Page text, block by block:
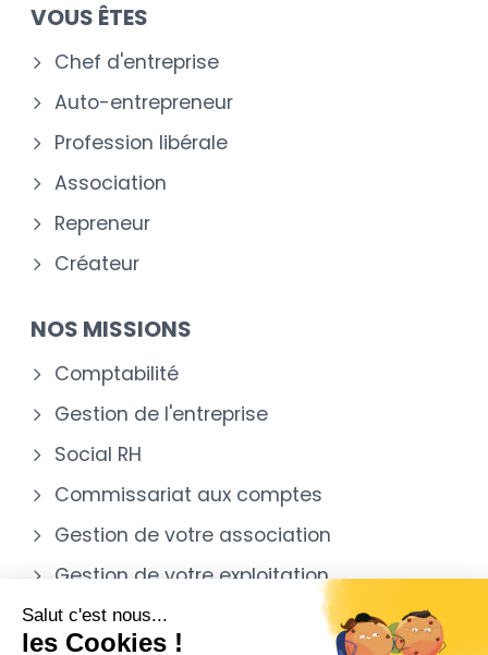
VOUS ÊTES
Chef d'entreprise
Auto-entrepreneur
Profession libérale
Association
Repreneur
Créateur
NOS MISSIONS
Comptabilité
Gestion de l'entreprise
Social RH
Commissariat aux comptes
Gestion de votre association
Gestion de votre exploitation
Salut c'est nous...
les Cookies !